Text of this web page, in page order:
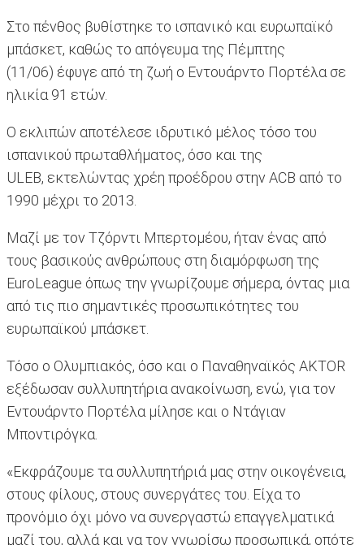
Στο πένθος βυθίστηκε το ισπανικό και ευρωπαϊκό
μπάσκετ, καθώς το απόγευμα της Πέμπτης
(11/06) έφυγε από τη ζωή ο Εντουάρντο Πορτέλα σε
ηλικία 91 ετών.
Ο εκλιπών αποτέλεσε ιδρυτικό μέλος τόσο του
ισπανικού πρωταθλήματος, όσο και της
ULEB, εκτελώντας χρέη προέδρου στην ACB από το
1990 μέχρι το 2013.
Μαζί με τον Τζόρντι Μπερτομέου, ήταν ένας από
τους βασικούς ανθρώπους στη διαμόρφωση της
EuroLeague όπως την γνωρίζουμε σήμερα, όντας μια
από τις πιο σημαντικές προσωπικότητες του
ευρωπαϊκού μπάσκετ.
Τόσο ο Ολυμπιακός, όσο και ο Παναθηναϊκός AKTOR
εξέδωσαν συλλυπητήρια ανακοίνωση, ενώ, για τον
Εντουάρντο Πορτέλα μίλησε και ο Ντάγιαν
Μποντιρόγκα.
«Εκφράζουμε τα συλλυπητήριά μας στην οικογένεια,
στους φίλους, στους συνεργάτες του. Είχα το
προνόμιο όχι μόνο να συνεργαστώ επαγγελματικά
μαζί του, αλλά και να τον γνωρίσω προσωπικά, οπότε